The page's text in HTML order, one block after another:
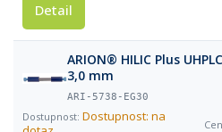
Detail
ARION® HILIC Plus
3,0 mm
ARI-5738-EG30
Dostupnost: na